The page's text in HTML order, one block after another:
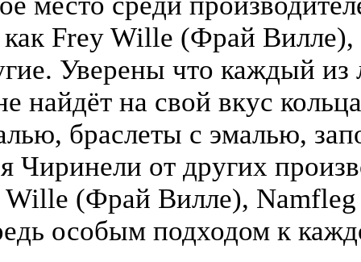
Frey Wille (Фрай
Уверены что каждый
найдёт на свой вкус
браслеты с эмалью,
Чиринели от других
Wille (Фрай Вилле),
особым подходом к